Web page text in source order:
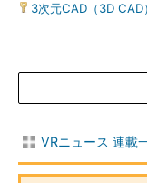
3次元CAD（3D CAD）
VRニュース 連載